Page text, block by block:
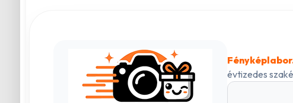
évtizedes